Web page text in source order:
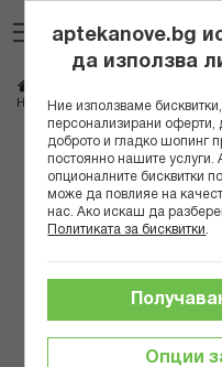
към
съдържанието
НЕОПСОРАЛ ТАБЛ. 750 МГ Х 30
Преминете
края
aptekanove.bg
да използва
Ние използваме
персонализирани
доброто и гладко шопинг
постоянно нашите
опционалните бисквитки
може да повлияе на
нас. Ако искаш да
Политиката за бисквитки
Опции